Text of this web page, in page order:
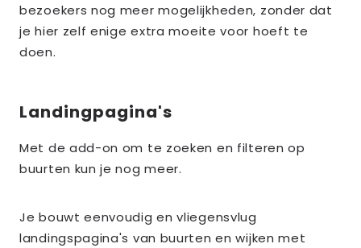
bezoekers nog meer mogelijkheden, zonder dat
je hier zelf enige extra moeite voor hoeft te
doen.
Landingpagina's
Met de add-on om te zoeken en filteren op
buurten kun je nog meer.
Je bouwt eenvoudig en vliegensvlug
landingspagina's van buurten en wijken met